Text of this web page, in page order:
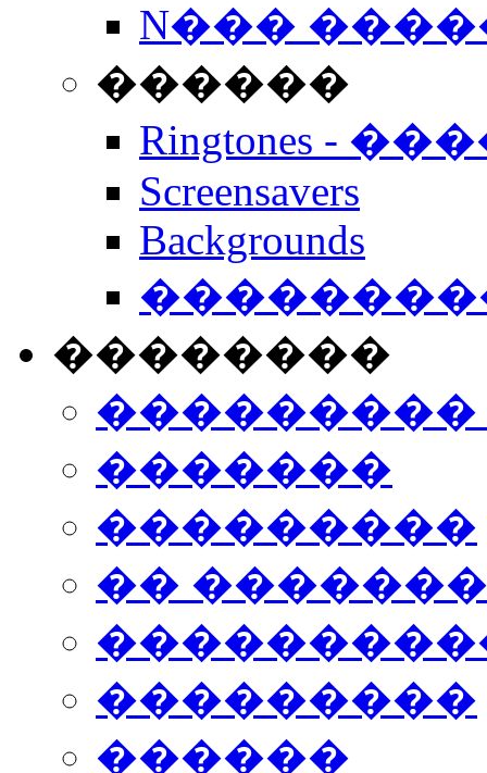
N���
������
Ringtones -
Screensavers
Backgrounds
��������
���������
�������
���������
��
���������
������